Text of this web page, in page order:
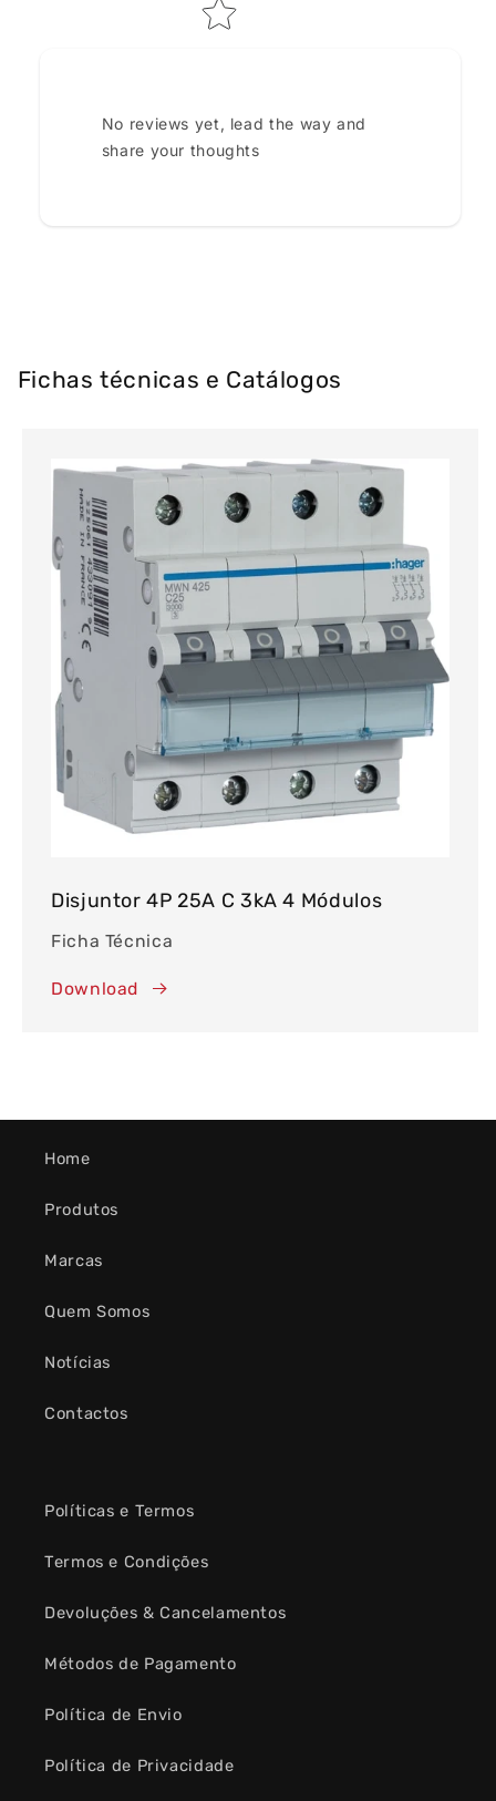
No reviews yet, lead the way and
share your thoughts
Fichas técnicas e Catálogos
Disjuntor 4P 25A C 3kA 4 Módulos
Ficha Técnica
Download
Home
Produtos
Marcas
Quem Somos
Notícias
Contactos
Políticas e Termos
Termos e Condições
Devoluções & Cancelamentos
Métodos de Pagamento
Política de Envio
Política de Privacidade